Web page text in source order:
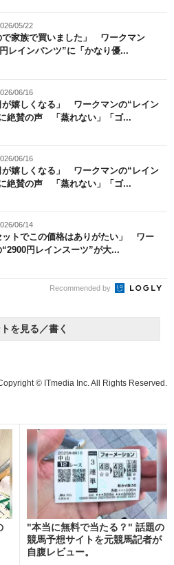
05/22
で家族で買いました」 ワークマン
レインパンツ”に「かなり優...
06/16
が嬉しくなる」 ワークマンの“レイン
絶賛の声 「蒸れない」「ゴ...
06/16
が嬉しくなる」 ワークマンの“レイン
絶賛の声 「蒸れない」「ゴ...
06/14
ットでこの価格はありがたい」 ワー
“2900円レインスーツ”が大...
Recommended by
を見る／書く
© ITmedia Inc. All Rights Reserved.
"本当に無料で当たる？" 話題の
競馬予想サイトを元競馬記者が
自腹レビュー。